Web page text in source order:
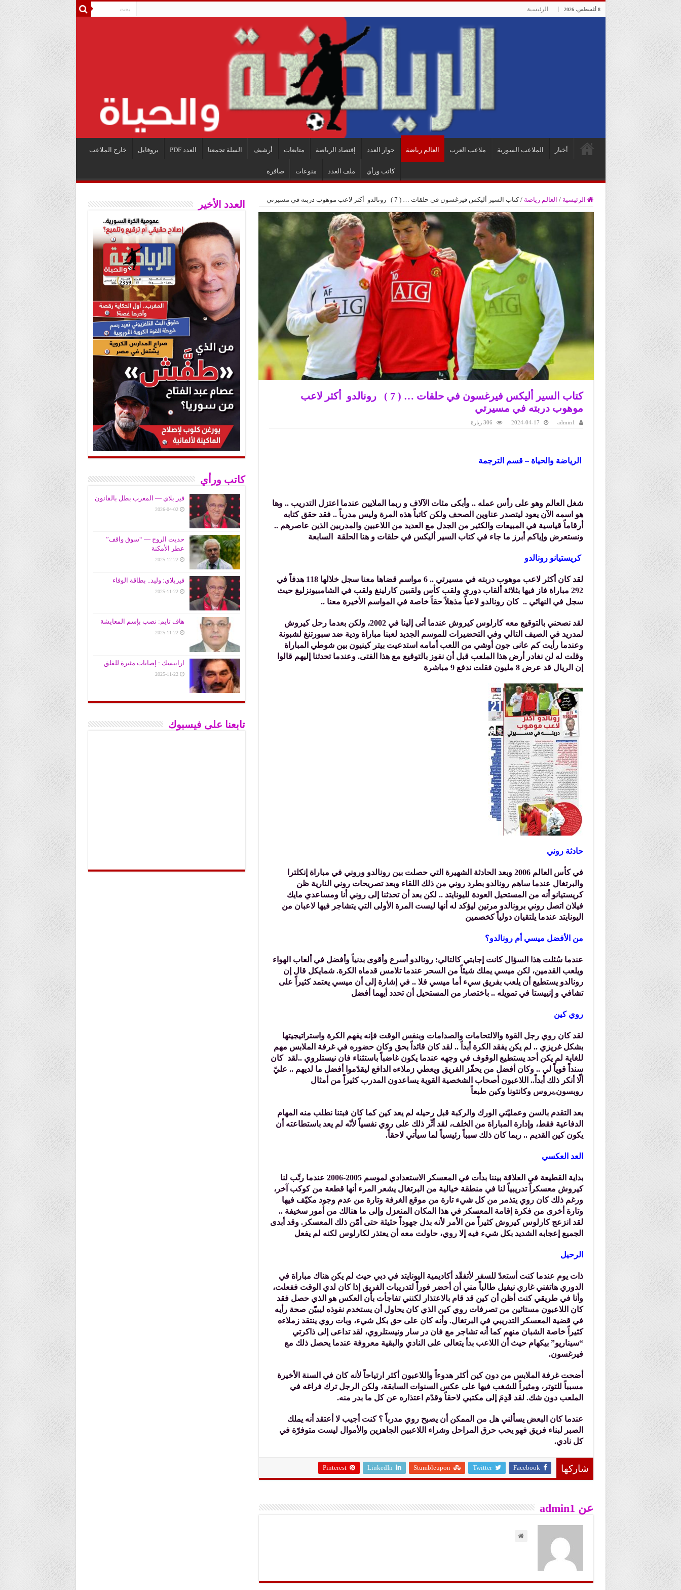
8 أغسطس، 2026 الرئيسية
أخبار الملاعب السورية ملاعب العرب العالم رياضة حوار العدد إقتصاد الرياضة متابعات أرشيف السلة تجمعنا العدد PDF بروفايل خارج الملاعب
كاتب ورأي ملف العدد منوعات صافرة
الرئيسية / العالم رياضة / كتاب السير أليكس فيرغسون في حلقات … ( 7 ) رونالدو أكثر لاعب موهوب دربته في مسيرتي
كتاب السير أليكس فيرغسون في حلقات … ( 7 ) رونالدو أكثر لاعب
موهوب دربته في مسيرتي
admin1
2024-04-17 306 زيارة
الرياضة والحياة – قسم الترجمة
شغل العالم وهو على رأس عمله .. وأبكى مئات الآلاف و ربما الملايين عندما اعتزل التدريب .. وها
هو اسمه الآن يعود ليتصدر عناوين الصحف ولكن كاتباً هذه المرة وليس مدرباً .. فقد حقق كتابه
أرقاماً قياسية في المبيعات والكثير من الجدل مع العديد من اللاعبين والمدربين الذين عاصرهم ..
ونستعرض وإياكم أبرز ما جاء في كتاب السير أليكس في حلقات و هنا الحلقة السابعة
كريستيانو رونالدو
لقد كان أكثر لاعب موهوب دربته في مسيرتي .. 6 مواسم قضاها معنا سجل خلالها 118 هدفاً في
292 مباراة فاز فيها بثلاثة ألقاب دوري ولقب كأس ولقبين كارلينغ ولقب في الشامبيونزليغ حيث
سجل في النهائي .. كان رونالدو لاعباً مذهلاً حقاً خاصة في المواسم الأخيرة معنا ..
لقد نصحني بالتوقيع معه كارلوس كيروش عندما أتى إلينا في 2002، ولكن بعدما رحل كيروش
لمدريد في الصيف التالي وفي التحضيرات للموسم الجديد لعبنا مباراة ودية ضد سبورتنغ لشبونة
وعندما رأيت كم عانى جون أوشي من اللعب أمامه استدعيت بيتر كينيون بين شوطي المباراة
وقلت له لن نغادر أرض هذا الملعب قبل أن نفوز بالتوقيع مع هذا الفتى. وعندما تحدثنا إليهم قالوا
إن الريال قد عرض 8 مليون فقلت ندفع 9 مباشرة
حادثة روني
في كأس العالم 2006 وبعد الحادثة الشهيرة التي حصلت بين رونالدو وروني في مباراة إنكلترا
والبرتغال عندما ساهم رونالدو بطرد روني من ذلك اللقاء وبعد تصريحات روني النارية ظن
كريستيانو أنه من المستحيل العودة لليونايتد .. لكن بعد أن تحدثنا إلى روني أنا ومساعدي مايك
فيلان اتصل روني برونالدو مرتين ليؤكد له أنها ليست المرة الأولى التي يتشاجر فيها لاعبان من
اليونايتد عندما يلتقيان دولياً كخصمين
من الأفضل ميسي أم رونالدو؟
عندما سُئلت هذا السؤال كانت إجابتي كالتالي: رونالدو أسرع وأقوى بدنياً وأفضل في ألعاب الهواء
ويلعب القدمين، لكن ميسي يملك شيئاً من السحر عندما تلامس قدماه الكرة. شمايكل قال إن
رونالدو يستطيع أن يلعب بفريق سيء أما ميسي فلا .. في إشارة إلى أن ميسي يعتمد كثيراً على
تشافي و إنييستا في تمويله .. باختصار من المستحيل أن تحدد أيهما أفضل
روي كين
لقد كان روي رجل القوة والالتحامات والصدامات وبنفس الوقت فإنه يفهم الكرة واستراتيجيتها
بشكل غريزي .. لم يكن يفقد الكرة أبداً .. لقد كان قائداً بحق وكان حضوره في غرفة الملابس مهم
للغاية لم يكن أحد يستطيع الوقوف في وجهه عندما يكون غاضباً باستثناء فان نيستلروي ..لقد كان
سنداً قوياً لي .. وكان أفضل من يحفّز الفريق ويعطي زملاءه الدافع ليقدّموا أفضل ما لديهم .. عليّ
ألّا أنكر ذلك أبداً.. اللاعبون أصحاب الشخصية القوية يساعدون المدرب كثيراً من أمثال
روبسون,بروس وكانتونا وكين طبعاً
بعد التقدم بالسن وعمليّتي الورك والركبة قبل رحيله لم يعد كين كما كان فبتنا نطلب منه المهام
الدفاعية فقط، وإدارة المباراة من الخلف، لقد أثّر ذلك على روي نفسياً لأنّه لم يعد باستطاعته أن
يكون كين القديم .. ربما كان ذلك سبباً رئيسياً لما سيأتي لاحقاً.
العد العكسي
بداية القطيعة في العلاقة بيننا بدأت في المعسكر الاستعدادي لموسم 2005-2006 عندما رتّب لنا
كيروش معسكراً تدريبياً لنا في منطقة خيالية من البرتغال يشعر المرء أنها قطعة من كوكب آخر،
ورغم ذلك كان روي يتذمر من كل شيء تارة من موقع الغرفة وتارة من عدم وجود مكيّف فيها
وتارة أخرى من فكرة إقامة المعسكر في هذا المكان المنعزل وإلى ما هنالك من أمور سخيفة ..
لقد انزعج كارلوس كيروش كثيراً من الأمر لأنه بذل جهوداً حثيثة حتى أمّن ذلك المعسكر. وقد أبدى
الجميع إعجابه الشديد بكل شيء فيه إلا روي، حاولت معه أن يعتذر لكارلوس لكنه لم يفعل
الرحيل
ذات يوم عندما كنت أستعدّ للسفر لأتفقّد أكاديمية اليونايتد في دبي حيث لم يكن هناك مباراة في
الدوري هاتفني غاري نيفيل طالباً مني أن أحضر فوراً لتدريبات الفريق إذا كان لدي الوقت ففعلت،
وأنا في طريقي كنت أظن أن كين قد قام بالاعتذار لكنني تفاجأت بأن العكس هو الذي حصل فقد
كان اللاعبون مستائين من تصرفات روي كين الذي كان يحاول أن يستخدم نفوذه ليبيّن صحة رأيه
في قضية المعسكر التدريبي في البرتغال. وأنه كان على حق بكل شيء، وبات روي ينتقد زملاءه
كثيراً خاصة الشبان منهم كما أنه تشاجر مع فان در سار ونيستلروي، لقد تداعى إلى ذاكرتي
“سيناريو” بيكهام حيث أن اللاعب بدأ يتعالى على النادي والبقية معروفة عندما يحصل ذلك مع
فيرغسون.
أضحت غرفة الملابس من دون كين أكثر هدوءاً واللاعبون أكثر ارتياحاً لأنه كان في السنة الأخيرة
مسبباً للتوتر، ومثيراً للشغب فيها على عكس السنوات السابقة، ولكن الرجل ترك فراغه في
الملعب دون شك. لقد قَدِمَ إلى مكتبي لاحقاً وقدّم اعتذاره عن كل ما بدر منه.
عندما كان البعض يسألني هل من الممكن أن يصبح روي مدرباً ؟ كنت أجيب لا أعتقد أنه يملك
الصبر لبناء فريق فهو يحب حرق المراحل وشراء اللاعبين الجاهزين والأموال ليست متوفرّة في
كل نادي.
شاركها Facebook
Twitter
Stumbleupon
LinkedIn
Pinterest
عن admin1
العدد الأخير
كاتب ورأي
فير بلاي — المغرب بطل بالقانون
2026-04-02
حديث الروح — “سوق واقف”
عطر الأمكنة
2025-12-22
فيربلاي: وليد.. بطاقة الوفاء
2025-11-22
هاف تايم: نصب بإسم المعايشة
2025-11-22
ارابيسك : إصابات مثيرة للقلق
2025-11-22
تابعنا على فيسبوك